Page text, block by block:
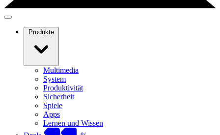
Produkte
Multimedia
System
Produktivität
Sicherheit
Spiele
Apps
Lernen und Wissen